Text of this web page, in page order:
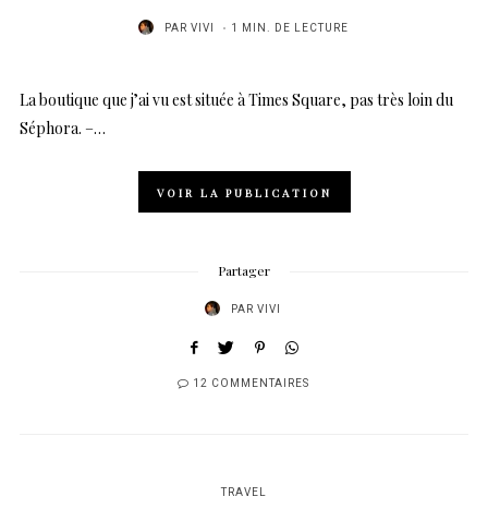
PAR VIVI 1 MIN. DE LECTURE
La boutique que j’ai vu est située à Times Square, pas très loin du
Séphora. –…
VOIR LA PUBLICATION
Partager
PAR VIVI
12 COMMENTAIRES
TRAVEL